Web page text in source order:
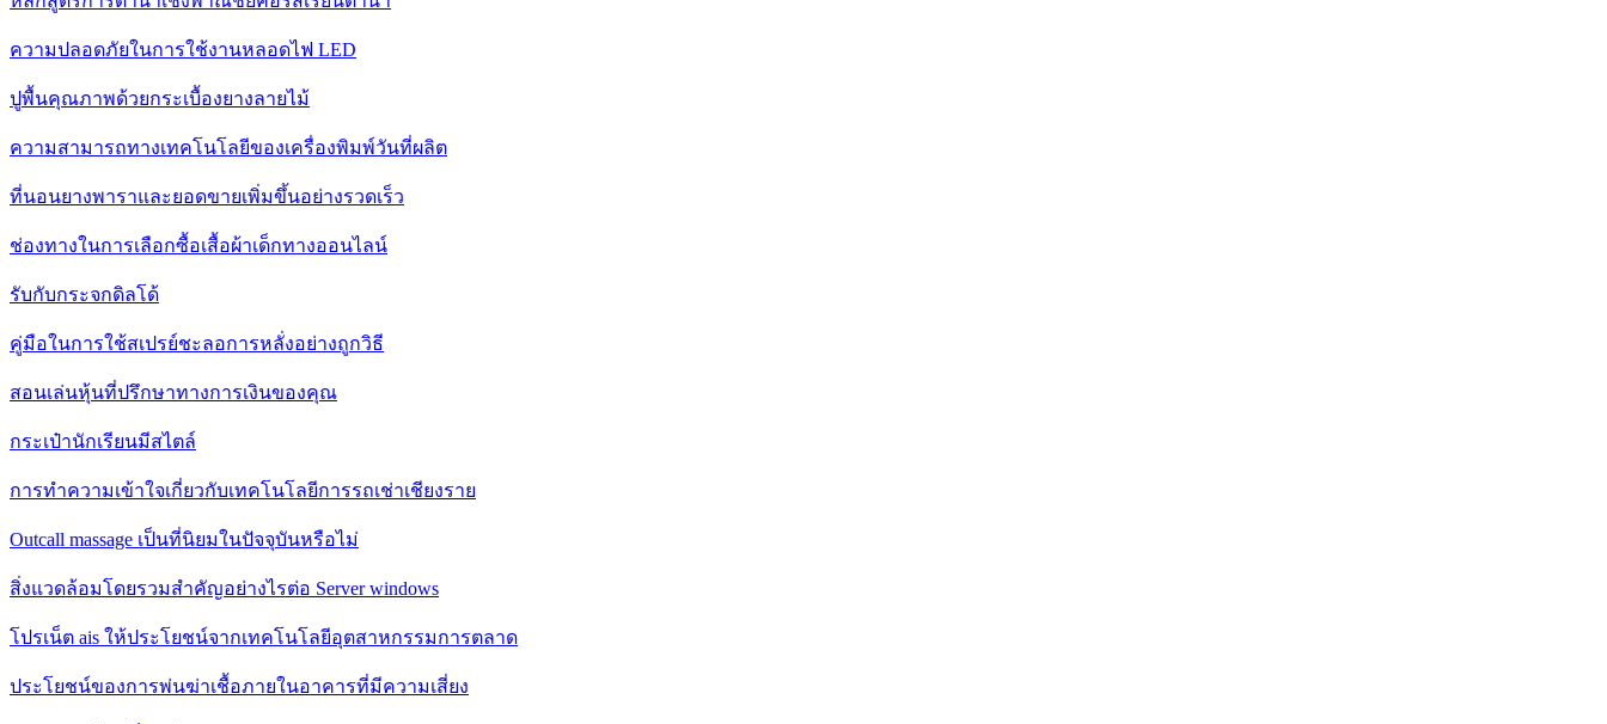
ความปลอดภัยในการใช้งานหลอดไฟ LED
ปูพื้นคุณภาพด้วยกระเบื้องยางลายไม้
ความสามารถทางเทคโนโลยีของเครื่องพิมพ์วันที่ผลิต
ที่นอนยางพาราและยอดขายเพิ่มขึ้นอย่างรวดเร็ว
ช่องทางในการเลือกซื้อเสื้อผ้าเด็กทางออนไลน์
รับกับกระจกดิลโด้
คู่มือในการใช้สเปรย์ชะลอการหลั่งอย่างถูกวิธี
สอนเล่นหุ้นที่ปรึกษาทางการเงินของคุณ
กระเป๋านักเรียนมีสไตล์
การทำความเข้าใจเกี่ยวกับเทคโนโลยีการรถเช่าเชียงราย
Outcall massage เป็นที่นิยมในปัจจุบันหรือไม่
สิ่งแวดล้อมโดยรวมสำคัญอย่างไรต่อ Server windows
โปรเน็ต ais ให้ประโยชน์จากเทคโนโลยีอุตสาหกรรมการตลาด
ประโยชน์ของการพ่นฆ่าเชื้อภายในอาคารที่มีความเสี่ยง